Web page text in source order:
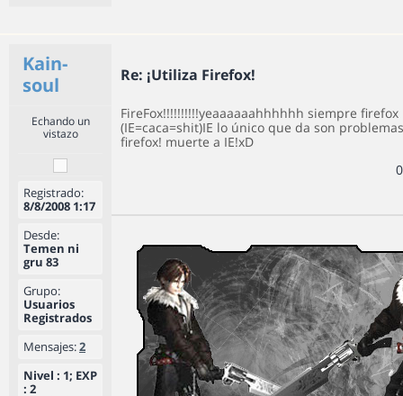
Kain-
soul
Re: ¡Utiliza Firefox!
Echando un
vistazo
Registrado:
8/8/2008 1:17
Desde:
Temen ni
gru 83
Grupo:
Usuarios
Registrados
Mensajes:2
Nivel : 1; EXP
: 2
FireFox!!!!!!!!!!yeaaaaaahhhhhh siempre firefox
(IE=caca=shit)IE lo único que da son
firefox! muerte a IE!xD
0